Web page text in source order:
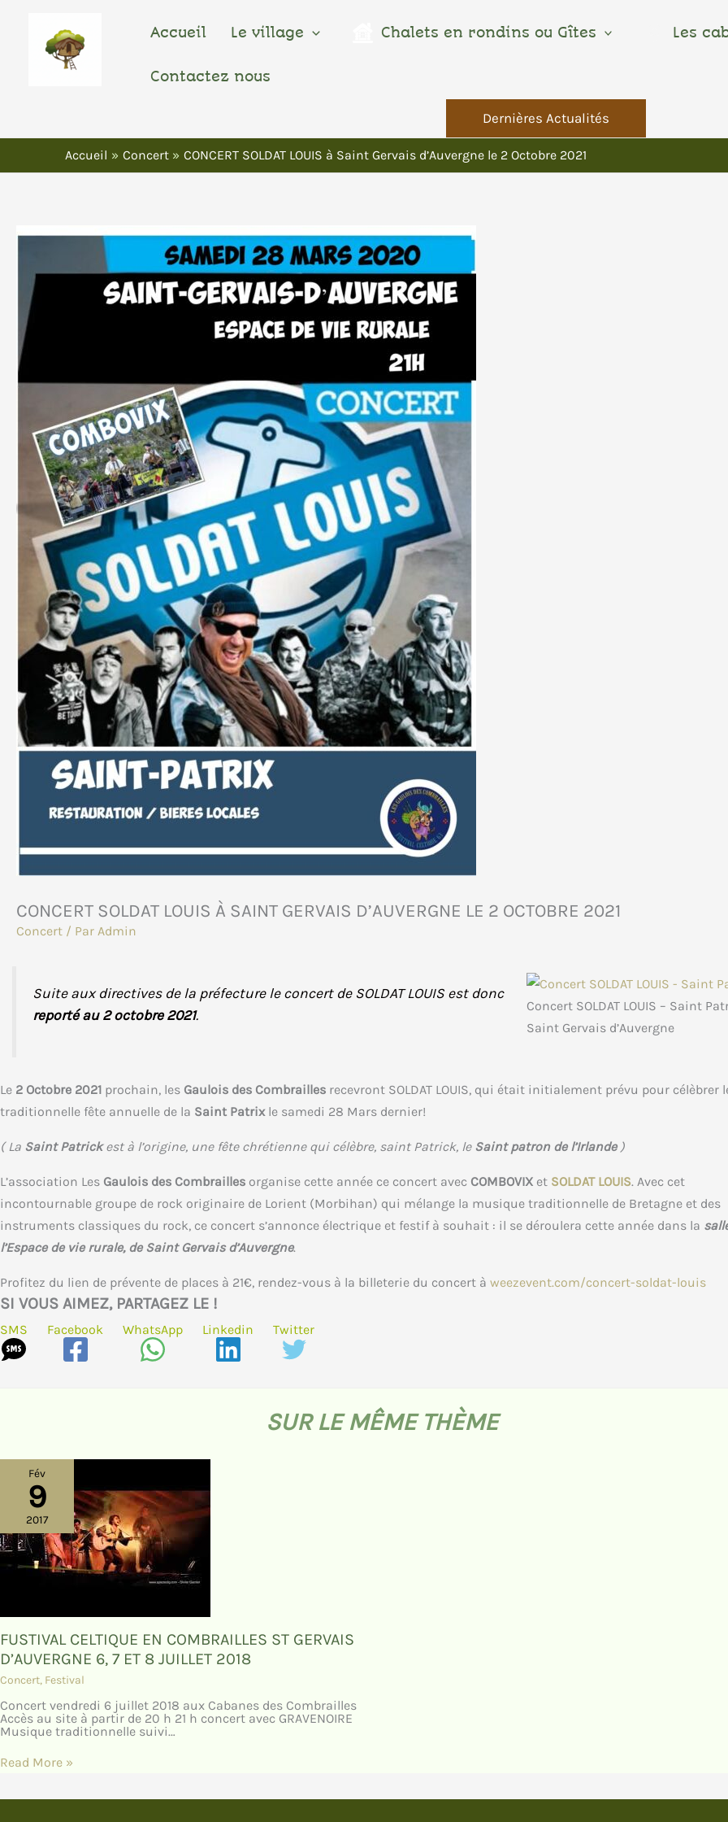
Contenu
Accueil Le village Chalets en rondins ou Gîtes Les
Contactez nous
Dernières Actualités
Accueil Concert CONCERT SOLDAT LOUIS à Saint Gervais d’Auvergne le 2 Octobre 2021
CONCERT SOLDAT LOUIS À SAINT GERVAIS D’AUVERGNE LE 2 OCTOBRE 2021
Concert / Par Admin
Concert SOLDAT LOUIS – Saint
Saint Gervais d’Auvergne
Suite aux directives de la préfecture le concert de SOLDAT LOUIS est donc
reporté au 2 octobre 2021.
Le 2 Octobre 2021 prochain, les Gaulois des Combrailles recevront SOLDAT LOUIS, qui était initialement prévu pour célèbrer
traditionnelle fête annuelle de la Saint Patrixle samedi 28 Mars dernier!
( La Saint Patrickest à l’origine, une fête chrétienne qui célèbre, saint Patrick, le Saint patron de l’Irlande)
L’association Les Gaulois des Combrailles organise cette année ce concert avec COMBOVIX et SOLDAT LOUIS. Avec cet
incontournable groupe de rock originaire de Lorient (Morbihan) qui mélange la musique traditionnelle de Bretagne et des
instruments classiques du rock, ce concert s’annonce électrique et festif à souhait : il se déroulera cette année dans la
l’Espace de vie rurale, de Saint Gervais d’Auvergne.
Profitez du lien de prévente de places à 21€, rendez-vous à la billeterie du concert à weezevent.com/concert-soldat-louis
SI VOUS AIMEZ, PARTAGEZ LE !
SMS Facebook WhatsApp Linkedin Twitter
SUR LE MÊME THÈME
Fév
9
2017
FUSTIVAL CELTIQUE EN COMBRAILLES ST GERVAIS
D’AUVERGNE 6, 7 ET 8 JUILLET 2018
Concert, Festival
Concert vendredi 6 juillet 2018 aux Cabanes des Combrailles
Accès au site à partir de 20 h 21 h concert avec GRAVENOIRE
Musique traditionnelle suivi…
Read More »